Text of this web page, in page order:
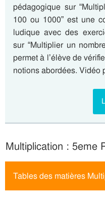
pédagogique sur
100 ou 1000” est une
ludique avec des
sur “Multiplier un
permet à l’élève de
notions abordées.
Multiplication : 5eme
Tables des matières